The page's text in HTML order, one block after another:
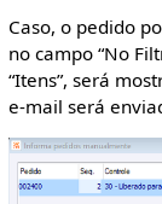
Caso, o pedido
no campo “No
“Itens”, será
e-mail será